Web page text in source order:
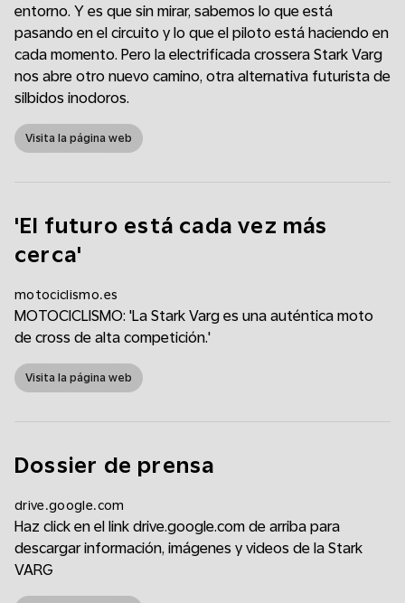
entorno. Y es que sin mirar, sabemos lo que está
pasando en el circuito y lo que el piloto está haciendo en
cada momento. Pero la electrificada crossera Stark Varg
nos abre otro nuevo camino, otra alternativa futurista de
silbidos inodoros.
Visita la página web
'El futuro está cada vez más
cerca'
motociclismo.es
MOTOCICLISMO: 'La Stark Varg es una auténtica moto
de cross de alta competición.'
Visita la página web
Dossier de prensa
drive.google.com
Haz click en el link drive.google.com de arriba para
descargar información, imágenes y videos de la Stark
VARG